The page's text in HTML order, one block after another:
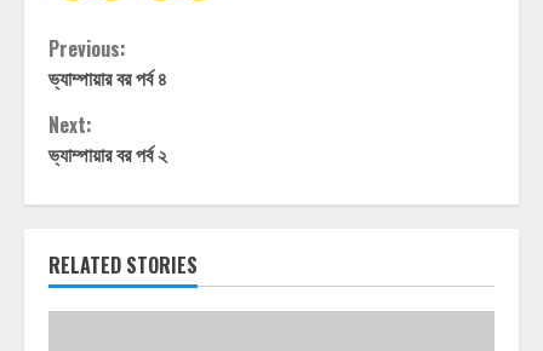
Continue
Reading
Previous:
ভ্যাম্পায়ার বর পর্ব ৪
Next:
ভ্যাম্পায়ার বর পর্ব ২
RELATED STORIES